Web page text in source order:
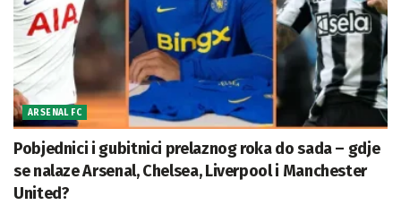
ARSENAL FC
Pobjednici i gubitnici prelaznog roka do sada – gdje
se nalaze Arsenal, Chelsea, Liverpool i Manchester
United?